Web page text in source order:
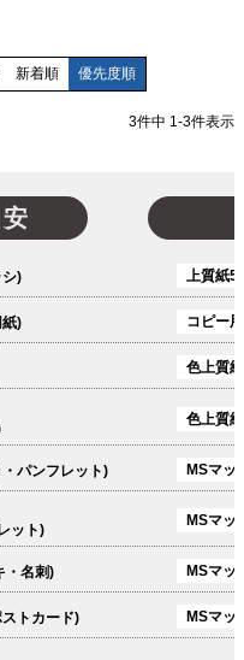
新着順 優先度順
3件中 1 -3件表示
) 上質紙
) コピー
色上質
色上質
パンフレット) MSマッ
ット)
MSマッ
・名刺) MSマッ
トカード) MSマッ